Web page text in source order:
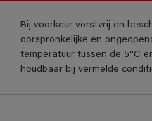
Bij voorkeur vorstvrij en
oorspronkelijke en
temperatuur tussen de 5°C
houdbaar bij vermelde